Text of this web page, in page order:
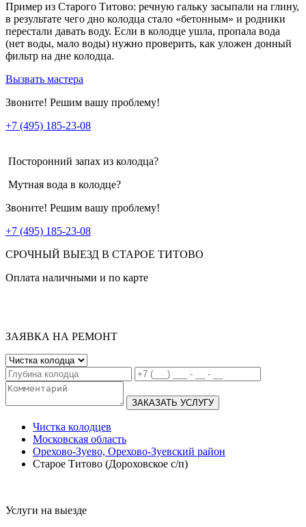
Пример из Старого Титово: речную гальку засыпали на глину,
в результате чего дно колодца стало «бетонным» и родники
перестали давать воду. Если в колодце ушла, пропала вода
(нет воды, мало воды) нужно проверить, как уложен донный
фильтр на дне колодца.
Вызвать мастера
Звоните! Решим вашу проблему!
+7 (495) 185-23-08
Посторонний запах из колодца?
Мутная вода в колодце?
Звоните! Решим вашу проблему!
+7 (495) 185-23-08
СРОЧНЫЙ ВЫЕЗД В СТАРОЕ ТИТОВО
Оплата наличными и по карте
ЗАЯВКА НА РЕМОНТ
ЗАКАЗАТЬ УСЛУГУ
Чистка колодцев
Московская область
Орехово-Зуево, Орехово-Зуевский район
Старое Титово (Дороховское с/п)
Услуги на выезде